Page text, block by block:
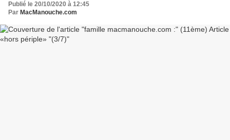
Publié le 20/10/2020 à 12:45
Par MacManouche.com